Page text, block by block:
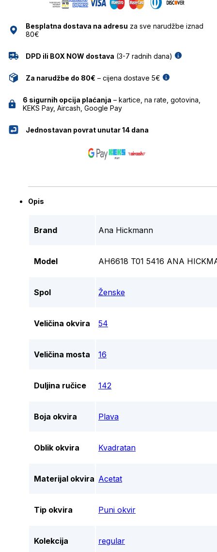
Besplatna dostava na adresu za sve narudžbe iznad
80€
DPD ili BOX NOW dostava (3-7 radnih dana)
Za narudžbe do 80€ – cijena dostave 5€
6 sigurnih opcija plaćanja – kartice, na rate, gotovina,
KEKS Pay, Aircash, Google Pay
Jednostavan povrat unutar 14 dana
Opis
Brand Ana Hickmann
Model AH6618 T01 5416 ANA
Spol Ženske
Veličina okvira 54
Veličina mosta 16
Duljina ručice 142
Boja okvira Plava
Oblik okvira Kvadratan
Materijal okvira Acetat
Tip okvira Puni okvir
Kolekcija regular